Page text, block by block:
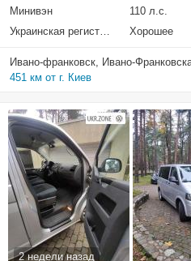
Минивэн
110 л.с.
Украинская регистрация
Хорошее
Ивано-франковск, Ивано-
451 км от г. Киев
2 недели назад